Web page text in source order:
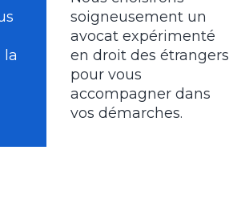
la
soigneusement un
avocat expérimenté
en droit des étrangers
pour vous
accompagner dans
vos démarches.